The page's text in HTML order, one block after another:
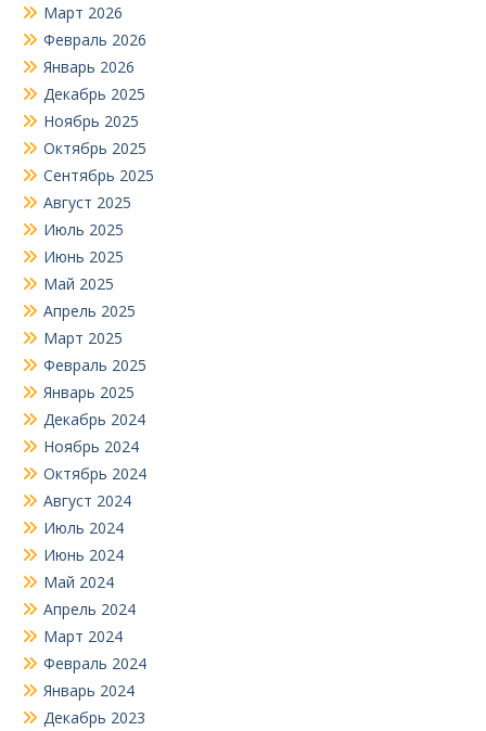
Март 2026
Февраль 2026
Январь 2026
Декабрь 2025
Ноябрь 2025
Октябрь 2025
Сентябрь 2025
Август 2025
Июль 2025
Июнь 2025
Май 2025
Апрель 2025
Март 2025
Февраль 2025
Январь 2025
Декабрь 2024
Ноябрь 2024
Октябрь 2024
Август 2024
Июль 2024
Июнь 2024
Май 2024
Апрель 2024
Март 2024
Февраль 2024
Январь 2024
Декабрь 2023